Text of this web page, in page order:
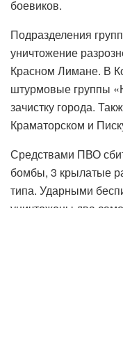
боевиков.
Подразделения
уничтожение
Красном Лимане. В
штурмовые группы
зачистку города.
Краматорском и
Средствами ПВО
бомбы, 3 крылатые
типа. Ударными
уничтожены два